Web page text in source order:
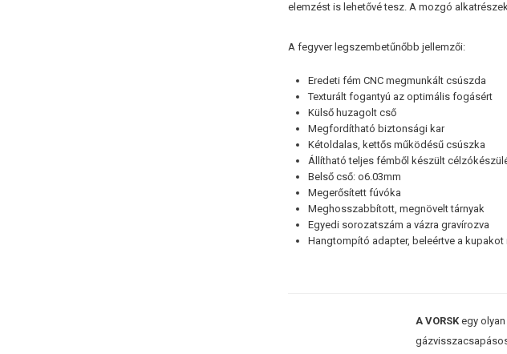
elemzést is lehetővé tesz. A mozgó
A fegyver legszembetűnőbb jellemzői:
Eredeti fém CNC megmunkált csúszda
Texturált fogantyú az optimális fogásért
Külső huzagolt cső
Megfordítható biztonsági kar
Kétoldalas, kettős működésű csúszka
Állítható teljes fémből készült
Belső cső: o6.03mm
Megerősített fúvóka
Meghosszabbított, megnövelt tárnyak
Egyedi sorozatszám a vázra gravírozva
Hangtompító adapter, beleértve a
A VORSKegy olyan